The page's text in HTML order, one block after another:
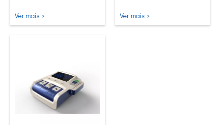
volume.
Ver mais > Ver mais >